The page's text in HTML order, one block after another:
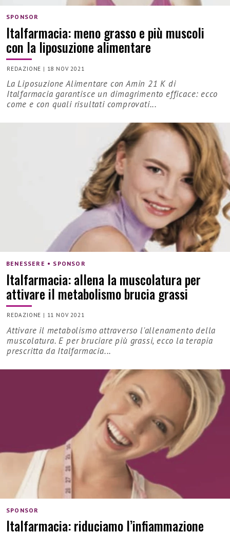
SPONSOR
Italfarmacia: meno grasso e più muscoli
con la liposuzione alimentare
REDAZIONE | 18 NOV 2021
La Liposuzione Alimentare con Amin 21 K di
Italfarmacia garantisce un dimagrimento efficace: ecco
come e con quali risultati comprovati...
BENESSERE • SPONSOR
Italfarmacia: allena la muscolatura per
attivare il metabolismo brucia grassi
REDAZIONE | 11 NOV 2021
Attivare il metabolismo attraverso l'allenamento della
muscolatura. E per bruciare più grassi, ecco la terapia
prescritta da Italfarmacia...
SPONSOR
Italfarmacia: riduciamo l’infiammazione